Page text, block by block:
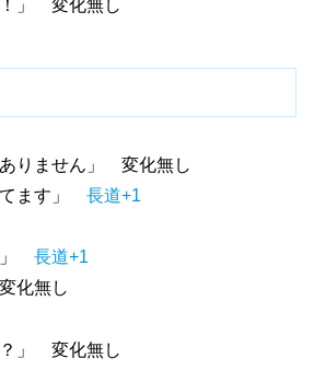
！」 変化無し
ありません」 変化無し
ます」
長道+1
」 長道+1
化無し
？」 変化無し